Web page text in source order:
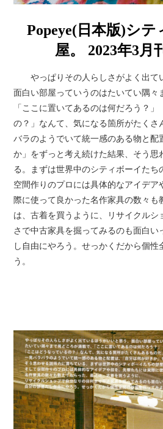
Popeye(日本版)シ
屋。 2023年3月
やっぱりその人らしさがよく出て
面白い部屋っていうのはたいてい隅々
「ここに置いてあるのは何だろう？
の？」なんて、気になる箇所がたくさ
バラのようでいて統一感のある物と配
か」をずっと考え続けた結果、そう思
る。まずは世界中のシティボーイたち
空間作りのプロには具体的なアイデア
際に使って良かった名作家具の数々も
は、古着を買うように、リサイクルシ
さで中古家具を掘ってみるのも面白い
し自由にやろう。せっかくだから個性
う。